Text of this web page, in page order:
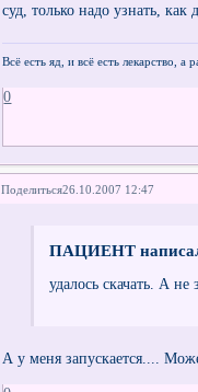
суд, только надо узнать,
Всё есть яд, и всё есть лекарство,
0
Поделиться26.10.2007 12:47
ПАЦИЕНТ
удалось скачать. А не
А у меня запускается....